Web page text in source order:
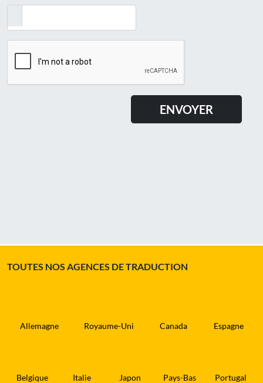
TOUTES NOS AGENCES DE TRADUCTION
Allemagne Royaume-Uni Canada Espagne
Belgique Italie Japon Pays-Bas Portugal